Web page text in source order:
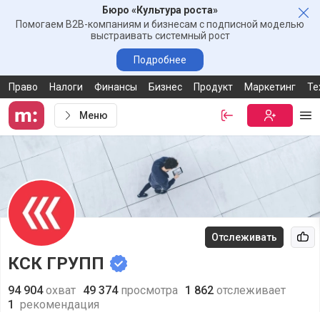
Бюро «Культура роста»
Помогаем B2B-компаниям и бизнесам с подписной моделью
выстраивать системный рост
Подробнее
Право Налоги Финансы Бизнес Продукт Маркетинг
Меню Войти
Отслеживать
КСК ГРУПП
94 904 охват 49 374 просмотра 1 862 отслеживает
1 рекомендация